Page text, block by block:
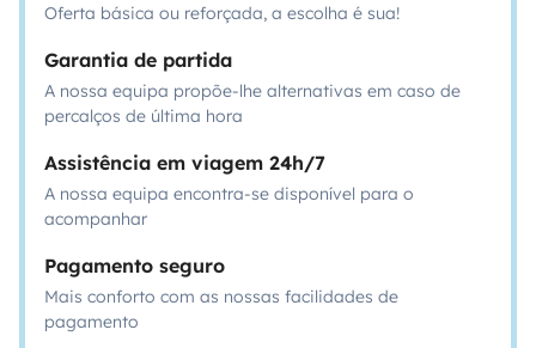
Oferta básica ou reforçada, a escolha é sua!
Garantia de partida
A nossa equipa propõe-lhe alternativas em caso de
percalços de última hora
Assistência em viagem 24h/7
A nossa equipa encontra-se disponível para o
acompanhar
Pagamento seguro
Mais conforto com as nossas facilidades de
pagamento